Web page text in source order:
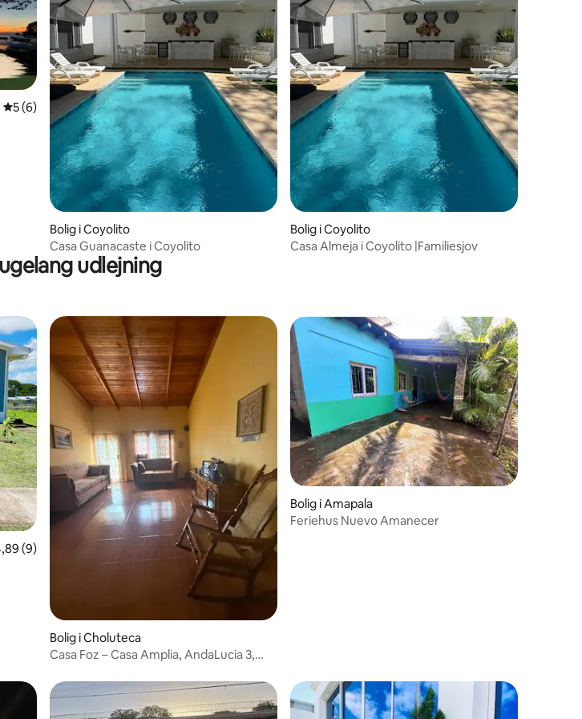
5 ud af 5 i gennemsnitlig bedømmelse, 6 omtaler
5 (6)
Bolig i Coyolito
Casa Guanacaste i Coyolito
Bolig i Coyolito
Casa Almeja i Coyolito |Familiesjov
udlejning
ud af 5 i gennemsnitlig bedømmelse, 9 omtaler
(9)
Bolig i Choluteca
Casa Foz – Casa Amplia, AndaLucia 3,
Bolig i Amapala
Feriehus Nuevo Amanecer